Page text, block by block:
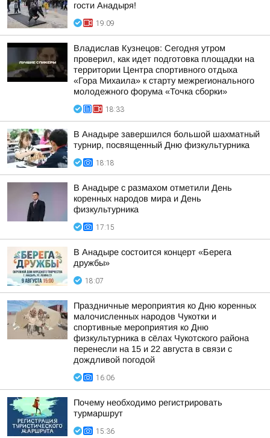
гости Анадыря!
19:09
Владислав Кузнецов: Сегодня утром
проверил, как идет подготовка площадки на
территории Центра спортивного отдыха
«Гора Михаила» к старту межрегионального
молодежного форума «Точка сборки»
18:33
В Анадыре завершился большой шахматный
турнир, посвященный Дню физкультурника
18:18
В Анадыре с размахом отметили День
коренных народов мира и День
физкультурника
17:15
В Анадыре состоится концерт «Берега
дружбы»
18:07
Праздничные мероприятия ко Дню коренных
малочисленных народов Чукотки и
спортивные мероприятия ко Дню
физкультурника в сёлах Чукотского района
перенесли на 15 и 22 августа в связи с
дождливой погодой
16:06
Почему необходимо регистрировать
турмаршрут
15:36